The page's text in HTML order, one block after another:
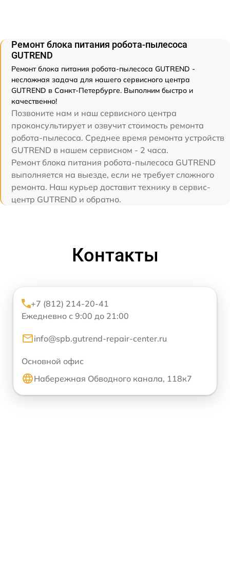
Ремонт блока питания робота-пылесоса
GUTREND
Ремонт блока питания робота-пылесоса GUTREND -
несложная задача для нашего сервисного центра
GUTREND в Санкт-Петербурге. Выполним быстро и
качественно!
Позвоните нам и наш сервисного центра
проконсультирует и озвучит стоимость ремонта
робота-пылесоса. Среднее время ремонта устройств
GUTREND в нашем сервисном - 2 часа.
Ремонт блока питания робота-пылесоса GUTREND
выполняется на выезде, если не требует сложного
ремонта. Наш курьер доставит технику в сервис-
центр GUTREND и обратно.
Контакты
+7 (812) 214-20-41
Ежедневно с 9:00 до 21:00
info@spb.gutrend-repair-center.ru
Основной офис
Набережная Обводного канала, 118к7